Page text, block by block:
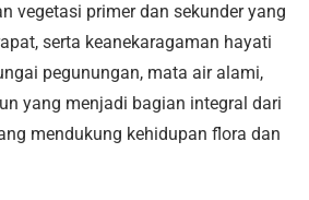
vegetasi primer dan sekunder yang
serta keanekaragaman hayati
pegunungan, mata air alami,
yang menjadi bagian integral dari
mendukung kehidupan flora dan